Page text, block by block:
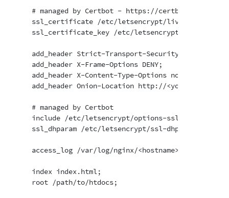
    # managed by Certbot - https://certbot.eff.org/
ssl_certificate /etc/letsencrypt/live/
ssl_certificate_key /etc/letsencrypt/live/
add_header Strict-Transport-Security "max-
    add_header X-Frame-Options DENY;
    add_header X-Content-Type-Options nosniff;
add_header Onion-Location http://<your-onion-
    # managed by Certbot
    include /etc/letsencrypt/options-ssl-nginx.conf;
    ssl_dhparam /etc/letsencrypt/ssl-dhparams.pem;
    access_log /var/log/nginx/<hostname>-access.log;
    index index.html;
    root /path/to/htdocs;